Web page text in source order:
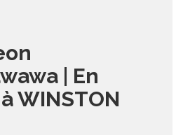
| En
WINSTON